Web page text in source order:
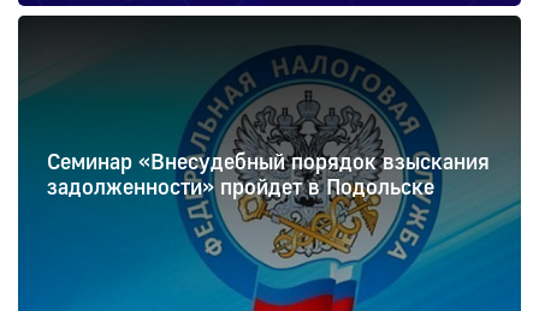
Семинар «Внесудебный порядок взыскания
задолженности» пройдет в Подольске